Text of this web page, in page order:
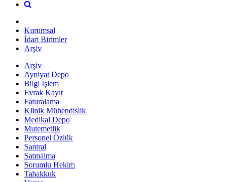
Kurumsal
İdari Birimler
Arşiv
Arşiv
Ayniyat Depo
Bilgi İşlem
Evrak Kayıt
Faturalama
Klinik Mühendislik
Medikal Depo
Mutemetlik
Personel Özlük
Santral
Satınalma
Sorumlu Hekim
Tahakkuk